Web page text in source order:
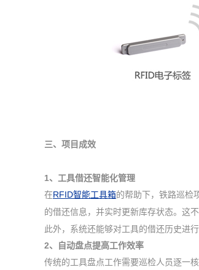
三、项目成效
1、 工具借还智能化管理
在RFID智能工具箱的帮助下，铁路巡检
的借还信息，并实时更新库存状态。这
此外，系统还能够对工具的借还历史进
2、自动盘点提高工作效率
传统的工具盘点工作需要巡检人员逐一